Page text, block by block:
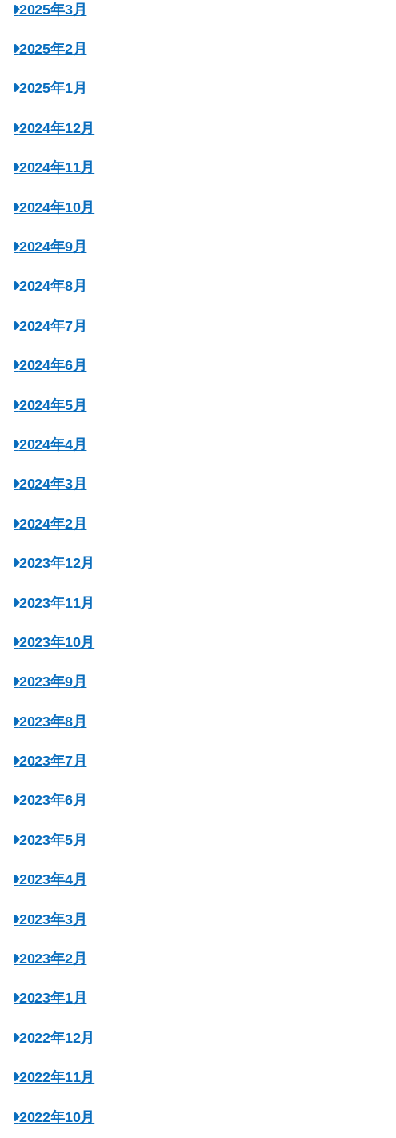
2025年3月
2025年2月
2025年1月
2024年12月
2024年11月
2024年10月
2024年9月
2024年8月
2024年7月
2024年6月
2024年5月
2024年4月
2024年3月
2024年2月
2023年12月
2023年11月
2023年10月
2023年9月
2023年8月
2023年7月
2023年6月
2023年5月
2023年4月
2023年3月
2023年2月
2023年1月
2022年12月
2022年11月
2022年10月